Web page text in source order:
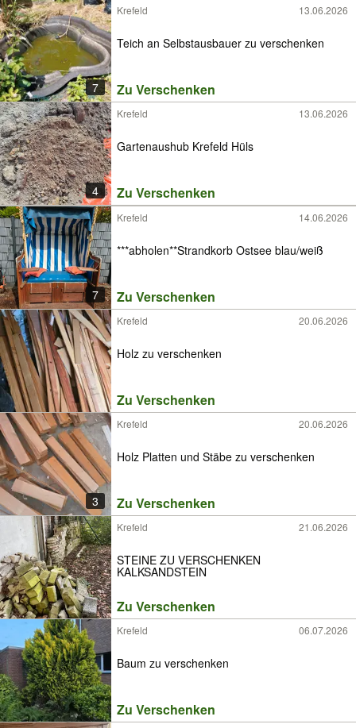
7
Krefeld 13.06.2026
Teich an Selbstausbauer zu verschenken
Zu Verschenken
4
Krefeld 13.06.2026
Gartenaushub Krefeld Hüls
Zu Verschenken
7
Krefeld 14.06.2026
***abholen**Strandkorb Ostsee blau/weiß
Zu Verschenken
Krefeld 20.06.2026
Holz zu verschenken
Zu Verschenken
3
Krefeld 20.06.2026
Holz Platten und Stäbe zu verschenken
Zu Verschenken
Krefeld 21.06.2026
STEINE ZU VERSCHENKEN
KALKSANDSTEIN
Zu Verschenken
Krefeld 06.07.2026
Baum zu verschenken
Zu Verschenken